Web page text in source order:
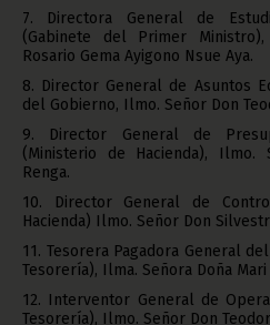
7. Directora General de
(Gabinete del Primer
Rosario Gema Ayigono Nsue Aya.
8. Director General de Asuntos
del Gobierno, Ilmo. Señor Don
9. Director General de
(Ministerio de Hacienda), Ilmo.
Renga.
10. Director General de
Hacienda) Ilmo. Señor Don
11. Tesorera Pagadora General
Tesorería), Ilma. Señora Doña
12. Interventor General de
Tesorería), Ilmo. Señor Don